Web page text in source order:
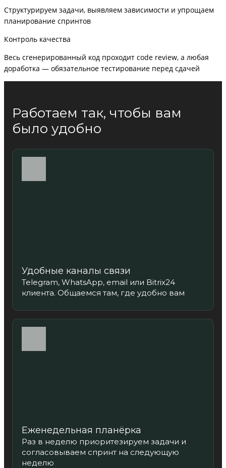
Структурируем задачи, выявляем зависимости и упрощаем
планирование спринтов
Контроль качества
Весь сгенерированный код проходит code review, а любая
доработка — обязательное тестирование перед сдачей
Работаем так, чтобы вам
было удобно
Удобные каналы связи
Telegram, WhatsApp, email или Bitrix24
клиента. Общаемся там, где удобно вам
Еженедельная планёрка
Раз в неделю приоритезируем задачи и
согласовываем спринт на следующую
неделю